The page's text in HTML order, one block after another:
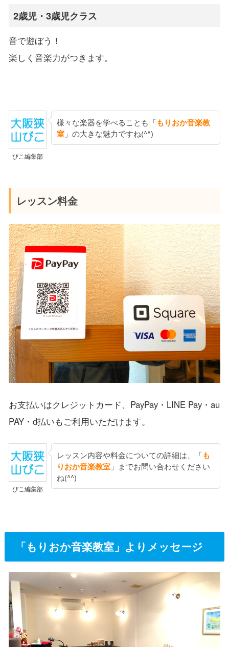
2歳児・3歳児クラス
音で遊ぼう！
楽しく音楽力がつきます。
びこ編集部
様々な楽器を学べることも「もりおか音楽教
室 」の大きな魅力ですね(^^)
レッスン料金
お支払いはクレジットカード、PayPay・LINE Pay・au
PAY・d払いもご利用いただけます。
びこ編集部
レッスン内容や料金についての詳細は、「も
りおか音楽教室 」までお問い合わせください
ね(^^)
「もりおか音楽教室」よりメッセージ